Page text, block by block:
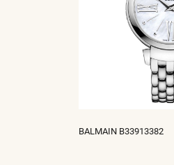
BALMAIN B33913382